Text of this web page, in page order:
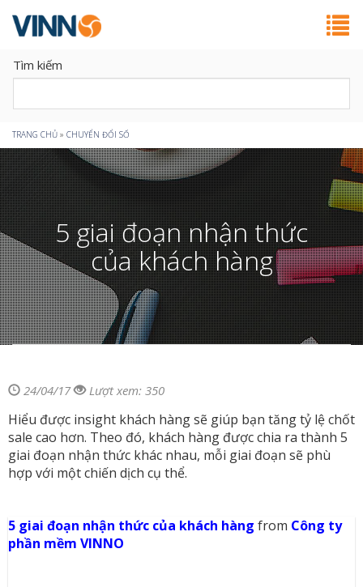
Tìm kiếm
Bạn
đang
ở
đây
TRANG CHỦ » CHUYỂN ĐỔI SỐ
5 giai đoạn nhận thức
của khách hàng
24/04/17 Lượt xem: 350
Hiểu được insight khách hàng sẽ giúp bạn tăng tỷ lệ chốt
sale cao hơn. Theo đó, khách hàng được chia ra thành 5
giai đoạn nhận thức khác nhau, mỗi giai đoạn sẽ phù
hợp với một chiến dịch cụ thể.
5 giai đoạn nhận thức của khách hàng from Công ty
phần mềm VINNO